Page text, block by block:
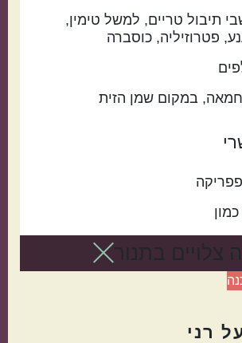
תיבול טריים למשל טימין,
פטרוזיליה, כוסברה
חמאה במקום שמן הזית
פפריקה
כמון
צלויים בתנור
רני